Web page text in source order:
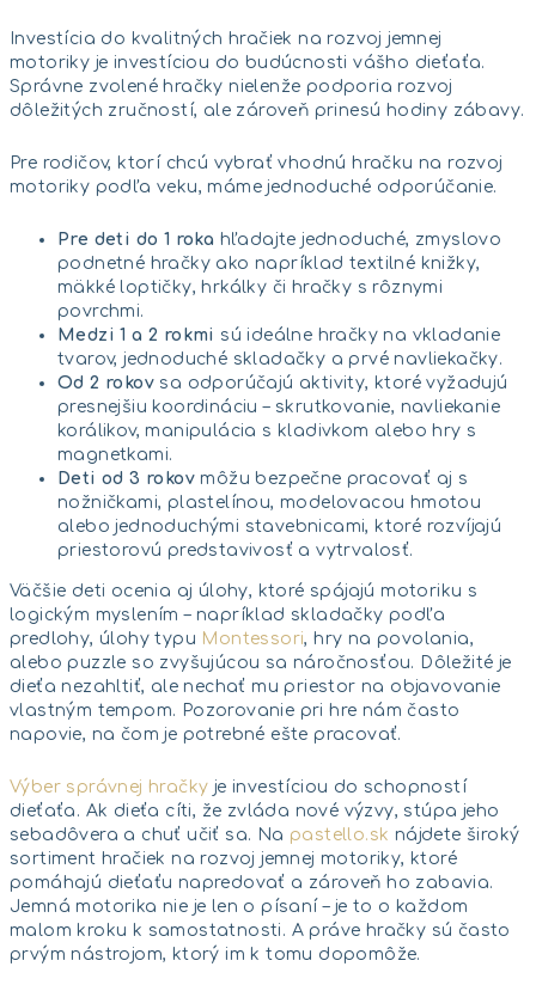
Investícia do kvalitných hračiek na rozvoj jemnej
motoriky je investíciou do budúcnosti vášho dieťaťa.
Správne zvolené hračky nielenže podporia rozvoj
dôležitých zručností, ale zároveň prinesú hodiny zábavy.
Pre rodičov, ktorí chcú vybrať vhodnú hračku na rozvoj
motoriky podľa veku, máme jednoduché odporúčanie.
Pre deti do 1 roka hľadajte jednoduché, zmyslovo
podnetné hračky ako napríklad textilné knižky,
mäkké loptičky, hrkálky či hračky s rôznymi
povrchmi.
Medzi 1 a 2 rokmi sú ideálne hračky na vkladanie
tvarov, jednoduché skladačky a prvé navliekačky.
Od 2 rokov sa odporúčajú aktivity, ktoré vyžadujú
presnejšiu koordináciu – skrutkovanie, navliekanie
korálikov, manipulácia s kladivkom alebo hry s
magnetkami.
Deti od 3 rokov môžu bezpečne pracovať aj s
nožničkami, plastelínou, modelovacou hmotou
alebo jednoduchými stavebnicami, ktoré rozvíjajú
priestorovú predstavivosť a vytrvalosť.
Väčšie deti ocenia aj úlohy, ktoré spájajú motoriku s
logickým myslením – napríklad skladačky podľa
predlohy, úlohy typu Montessori, hry na povolania,
alebo puzzle so zvyšujúcou sa náročnosťou. Dôležité je
dieťa nezahltiť, ale nechať mu priestor na objavovanie
vlastným tempom. Pozorovanie pri hre nám často
napovie, na čom je potrebné ešte pracovať.
Výber správnej hračky je investíciou do schopností
dieťaťa. Ak dieťa cíti, že zvláda nové výzvy, stúpa jeho
sebadôvera a chuť učiť sa. Na pastello.sk nájdete široký
sortiment hračiek na rozvoj jemnej motoriky, ktoré
pomáhajú dieťaťu napredovať a zároveň ho zabavia.
Jemná motorika nie je len o písaní – je to o každom
malom kroku k samostatnosti. A práve hračky sú často
prvým nástrojom, ktorý im k tomu dopomôže.